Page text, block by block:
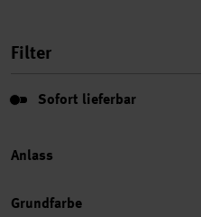
Filter
Sofort lieferbar
Sofort lieferbar
Anlass
Grundfarbe